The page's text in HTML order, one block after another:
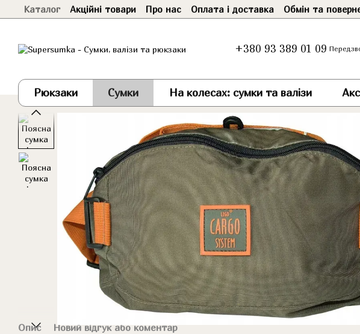
Перейти до основного контенту
Каталог Акційні товари Про нас Оплата і доставка Обмін та
+380 93 389 01 09
Рюкзаки Сумки На колесах: сумки та валізи
Опис Новий відгук або коментар